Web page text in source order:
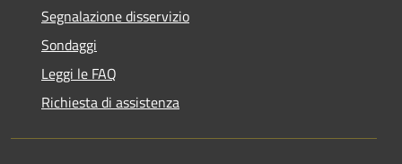
Segnalazione disservizio
Sondaggi
Leggi le FAQ
Richiesta di assistenza